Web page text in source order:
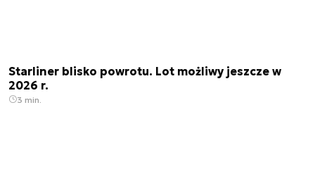
Starliner blisko powrotu. Lot możliwy jeszcze w
2026 r.
3 min.